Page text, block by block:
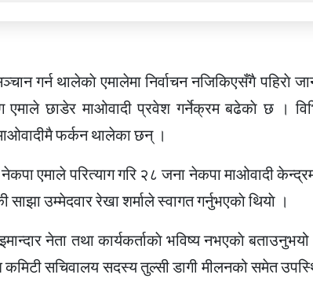
गर्न थालेकाे एमालेमा निर्वाचन नजिकिएसँगै पहिराे
छाडेर माओवादी प्रवेश गर्नेक्रम बढेकाे छ ।
फर्कन थालेका छन् ।
एमाले परित्याग गरि २८ जना नेकपा माओवादी
उम्मेदवार रेखा शर्माले स्वागत गर्नुभएकाे थियाे ।
नेता तथा कार्यकर्ताकाे भविष्य नभएकाे
कमिटी सचिवालय सदस्य तुल्सी डागी मीलनको समेत